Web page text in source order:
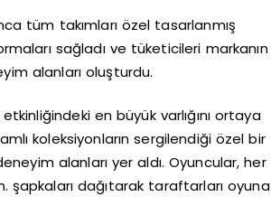
tüm takımları özel tasarlanmış
sağladı ve tüketicileri markanın
alanları oluşturdu.
en büyük varlığını ortaya
koleksiyonların sergilendiği özel bir
alanları yer aldı. Oyuncular, her
şapkaları dağıtarak taraftarları oyuna